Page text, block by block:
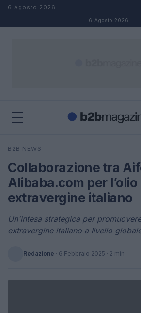
Salta al contenuto
6 Agosto 2026
6 Agosto 2026
Cerca
B2B NEWS
Collaborazione tra
Alibaba.com per l’olio
extravergine italiano
Un'intesa strategica per
extravergine italiano a livello
Redazione · 6 Febbraio 2025 · 2 min